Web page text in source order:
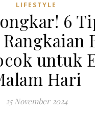
LIFESTYLE
6
untuk
Hari
25 November 2024